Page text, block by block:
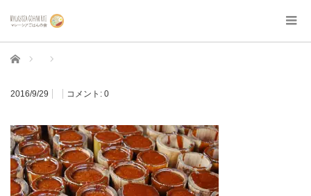
ホーム
2016/9/29 コメント: 0